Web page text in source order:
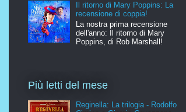
Il ritorno di Mary Poppins: La
recensione di coppia!
La nostra prima recensione
dell'anno: Il ritorno di Mary
Poppins, di Rob Marshall!
Più letti del mese
Reginella: La trilogia - Rodolfo